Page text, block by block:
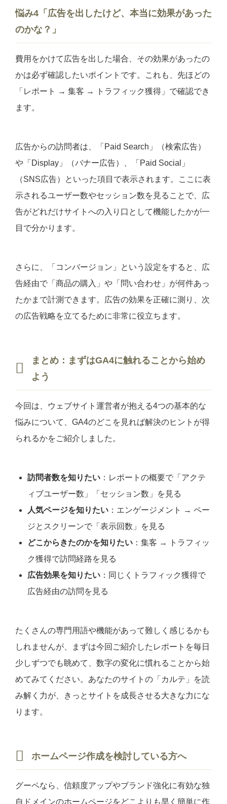
悩み4「広告を出したけど、本当に効果があった
のかな？」
費用をかけて広告を出した場合、その効果があったの
かは必ず確認したいポイントです。これも、先ほどの
「レポート → 集客 → トラフィック獲得」で確認でき
ます。
広告からの訪問者は、「Paid Search」（検索広告）
や「Display」（バナー広告）、「Paid Social」
（SNS広告）といった項目で表示されます。ここに表
示されるユーザー数やセッション数を見ることで、広
告がどれだけサイトへの入り口として機能したかが一
目で分かります。
さらに、「コンバージョン」という設定をすると、広
告経由で「商品の購入」や「問い合わせ」が何件あっ
たかまで計測できます。広告の効果を正確に測り、次
の広告戦略を立てるために非常に役立ちます。
まとめ：まずはGA4に触れることから始め
よう
今回は、ウェブサイト運営者が抱える4つの基本的な
悩みについて、GA4のどこを見れば解決のヒントが得
られるかをご紹介しました。
訪問者数を知りたい ：レポートの概要で「アクテ
ィブユーザー数」「セッション数」を見る
人気ページを知りたい ：エンゲージメント → ペー
ジとスクリーンで「表示回数」を見る
どこからきたのかを知りたい ：集客 → トラフィッ
ク獲得で訪問経路を見る
広告効果を知りたい ：同じくトラフィック獲得で
広告経由の訪問を見る
たくさんの専門用語や機能があって難しく感じるかも
しれませんが、まずは今回ご紹介したレポートを毎日
少しずつでも眺めて、数字の変化に慣れることから始
めてみてください。あなたのサイトの「カルテ」を読
み解く力が、きっとサイトを成長させる大きな力にな
ります。
ホームページ作成を検討している方へ
グーペなら、信頼度アップやブランド強化に有効な独
自ドメインのホームページをどこよりも早く簡単に作